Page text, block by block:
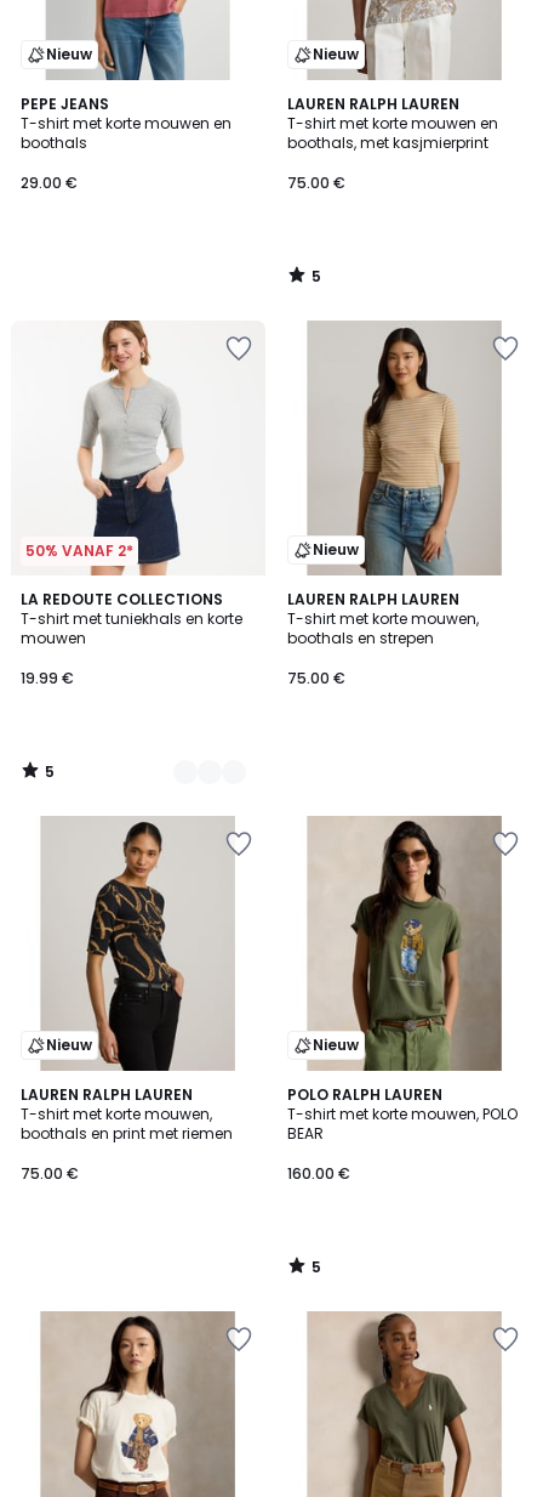
Nieuw
PEPE JEANS
T-shirt met korte mouwen en
boothals
29.00 €
Nieuw
LAUREN RALPH LAUREN
T-shirt met korte mouwen en
boothals, met kasjmierprint
75.00 €
5
/
5
5
/
50% VANAF 2*
LA REDOUTE COLLECTIONS
T-shirt met tuniekhals en korte
mouwen
19.99 €
5
/
5
3
Kleuren
5
/
Nieuw
LAUREN RALPH LAUREN
T-shirt met korte mouwen,
boothals en strepen
75.00 €
Nieuw
LAUREN RALPH LAUREN
T-shirt met korte mouwen,
boothals en print met riemen
75.00 €
Nieuw
POLO RALPH LAUREN
T-shirt met korte mouwen, POLO
BEAR
160.00 €
5
/
5
5
/